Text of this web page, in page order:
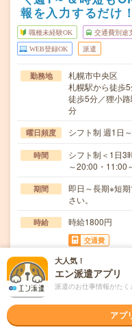
報を入力するだけ
職種未経験OK 交通費別途
WEB登録OK 派遣
勤務地
札幌市中央区
札幌駅から徒歩
徒歩5分／狸小
分
曜日頻度 シフト制 週1日
時間
シフト制＜1日3
～20:00・11:00
期間
即日～長期※短
さい。
時給 時給1800円
交通費
交通費込
仕事内容
データ入力・タ
図書館に入荷す
応募資格
職種未経験OK /
大人気！
エン派遣アプリ
派遣のお仕事情報がたく
アプ